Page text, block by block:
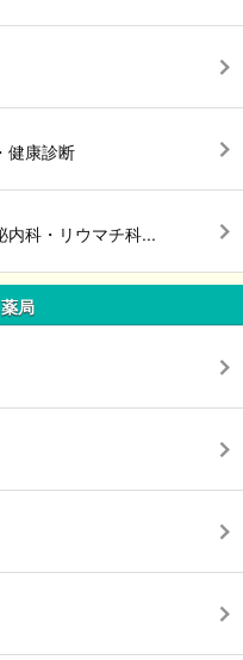
健康診断
内科・リウマチ科...
局